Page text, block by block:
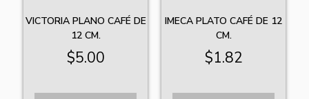
VICTORIA PLANO CAFÉ DE
12 CM.
$5.00
IMECA PLATO CAFÉ DE 12
CM.
$1.82